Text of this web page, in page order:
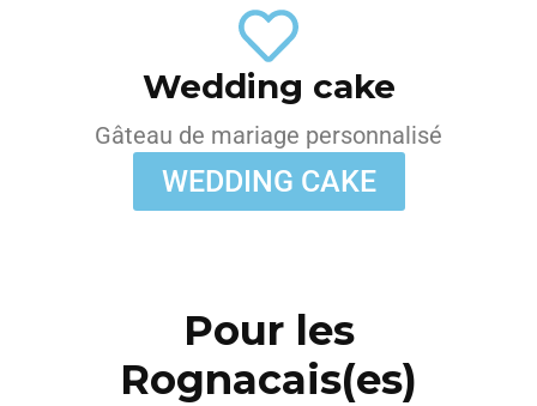
Wedding cake
Gâteau de mariage personnalisé
WEDDING CAKE
Pour les
Rognacais(es)